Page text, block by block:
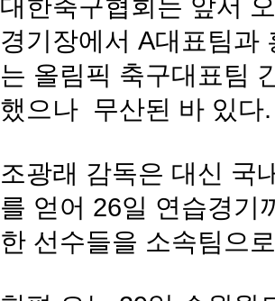
대한축구협회는 앞서
경기장에서 A대표팀과
는 올림픽 축구대표팀
했으나 무산된 바 있다.
조광래 감독은 대신 국
를 얻어 26일 연습경기
한 선수들을 소속팀으